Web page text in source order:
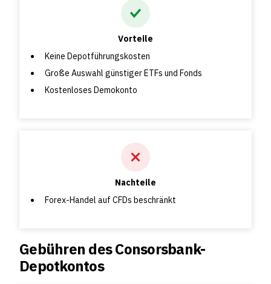
Vorteile
Keine Depotführungskosten
Große Auswahl günstiger ETFs und Fonds
Kostenloses Demokonto
Nachteile
Forex-Handel auf CFDs beschränkt
Gebühren des Consorsbank-
Depotkontos